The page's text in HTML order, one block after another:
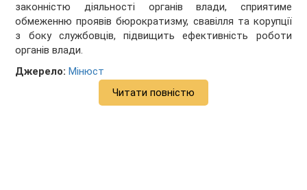
законністю діяльності органів влади, сприятиме
обмеженню проявів бюрократизму, свавілля та корупції
з боку службовців, підвищить ефективність роботи
органів влади.
Джерело: Мінюст
Читати повністю